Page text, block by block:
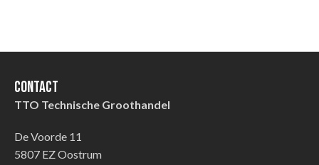
Contact
TTO Technische Groothandel
De Voorde 11
5807 EZ Oostrum